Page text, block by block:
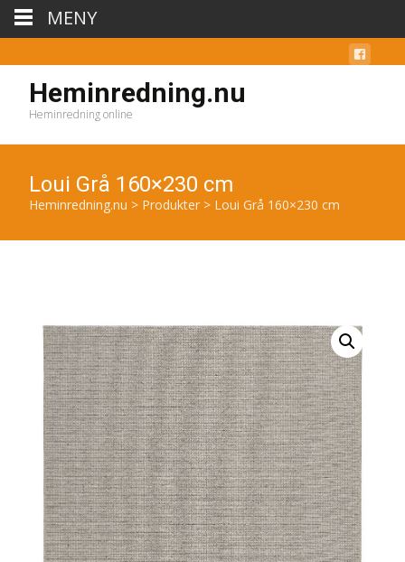
Heminredning.nu
Heminredning online
Loui Grå 160×230 cm
Heminredning.nu > Produkter > Loui Grå 160×230 cm
MENY